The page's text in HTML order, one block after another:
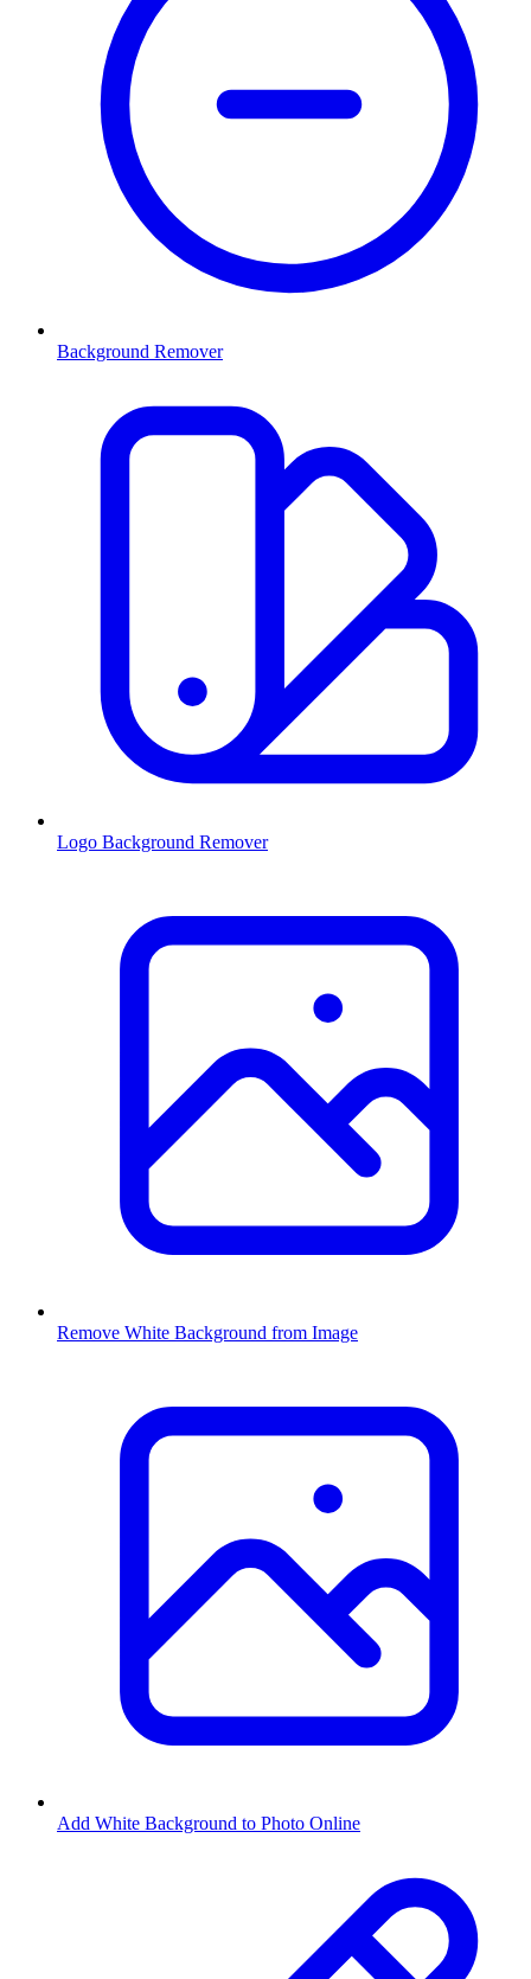
Background Remover
Logo Background Remover
Remove White Background from Image
Add White Background to Photo Online